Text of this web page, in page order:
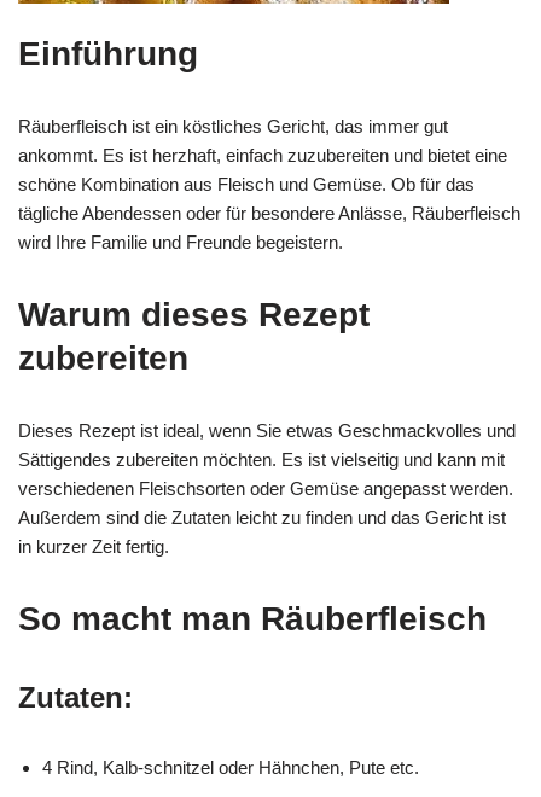
Einführung
Räuberfleisch ist ein köstliches Gericht, das immer gut
ankommt. Es ist herzhaft, einfach zuzubereiten und bietet eine
schöne Kombination aus Fleisch und Gemüse. Ob für das
tägliche Abendessen oder für besondere Anlässe, Räuberfleisch
wird Ihre Familie und Freunde begeistern.
Warum dieses Rezept
zubereiten
Dieses Rezept ist ideal, wenn Sie etwas Geschmackvolles und
Sättigendes zubereiten möchten. Es ist vielseitig und kann mit
verschiedenen Fleischsorten oder Gemüse angepasst werden.
Außerdem sind die Zutaten leicht zu finden und das Gericht ist
in kurzer Zeit fertig.
So macht man Räuberfleisch
Zutaten:
4 Rind, Kalb-schnitzel oder Hähnchen, Pute etc.